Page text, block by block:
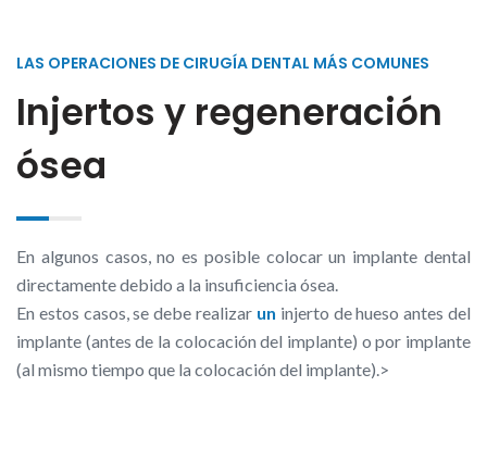
LAS OPERACIONES DE CIRUGÍA DENTAL MÁS COMUNES
Injertos y regeneración
ósea
En algunos casos, no es posible colocar un implante dental
directamente debido a la insuficiencia ósea.
En estos casos, se debe realizar un injerto de hueso antes del
implante (antes de la colocación del implante) o por implante
(al mismo tiempo que la colocación del implante).>